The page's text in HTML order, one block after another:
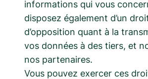
informations qui vous
disposez également d’un
d’opposition quant à la
vos données à des tiers, et
nos partenaires.
Vous pouvez exercer ces